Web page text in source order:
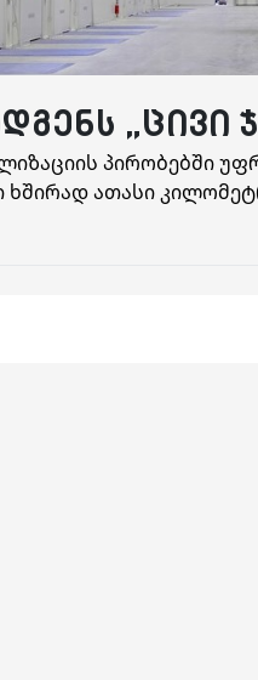
„ცივი
პირობებში
ხშირად ათასი